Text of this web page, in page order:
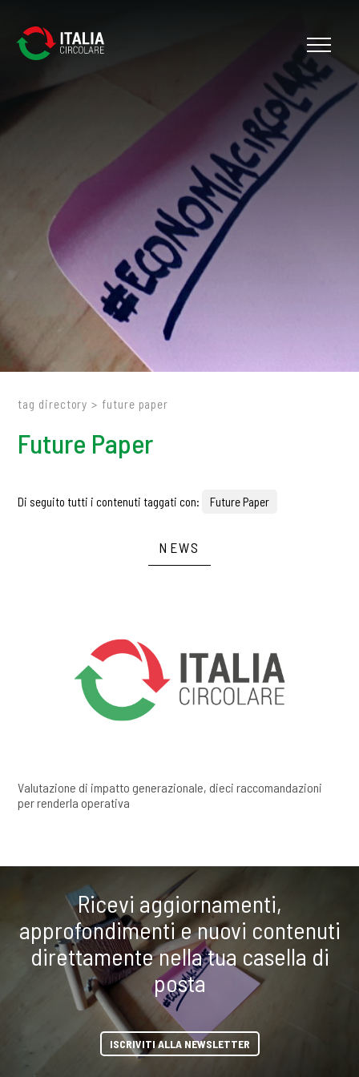
tag directory > future paper
Future Paper
Di seguito tutti i contenuti taggati con: Future Paper
NEWS
Valutazione di impatto generazionale, dieci raccomandazioni
per renderla operativa
Ricevi aggiornamenti,
approfondimenti e nuovi contenuti
direttamente nella tua casella di
posta
ISCRIVITI ALLA NEWSLETTER